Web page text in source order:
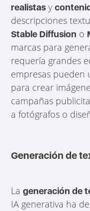
realistas y
descripciones
Stable Diffusion o
marcas para
requería grandes
empresas pueden
para crear
campañas
a fotógrafos o
Generación de
Lageneración de
IA generativa ha